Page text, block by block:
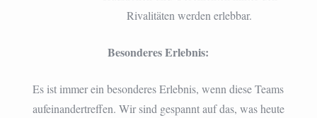
Rivalitäten werden erlebbar.
Besonderes Erlebnis:
Es ist immer ein besonderes Erlebnis, wenn diese Teams
aufeinandertreffen. Wir sind gespannt auf das, was heute